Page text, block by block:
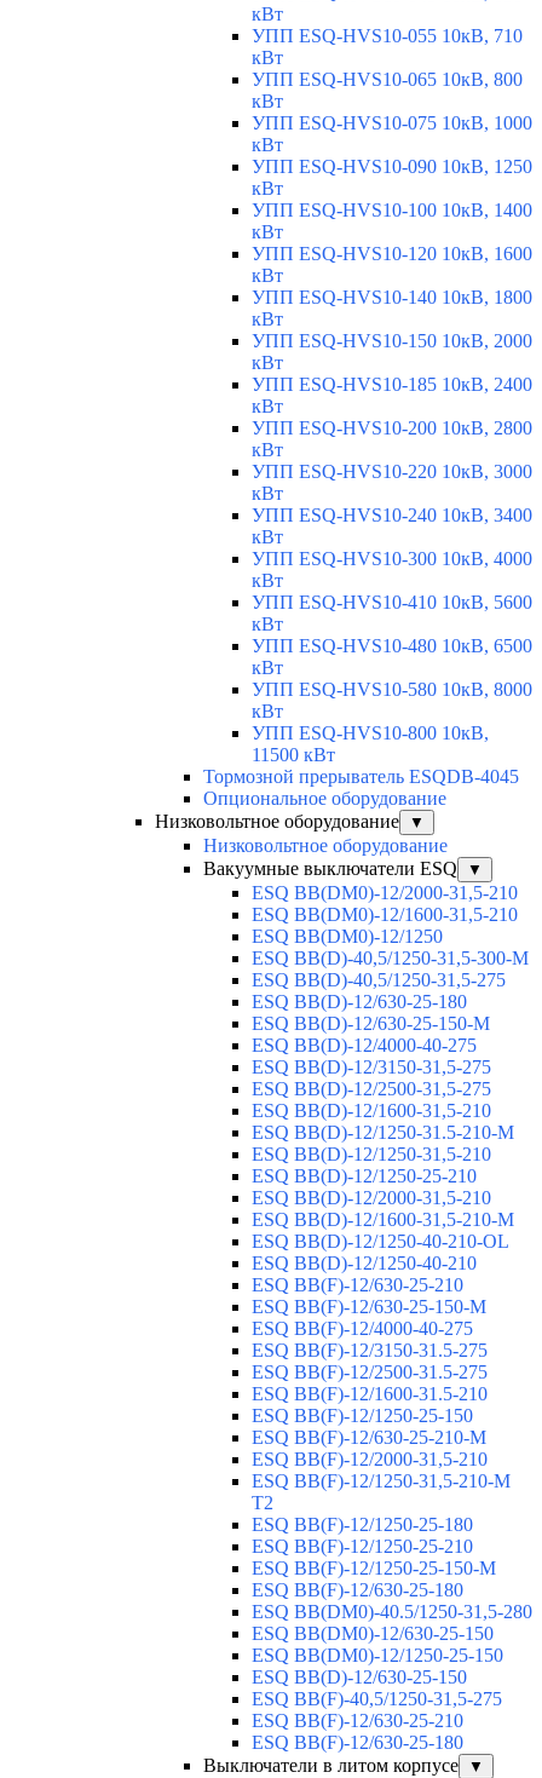
кВт
УПП ESQ-HVS10-055 10кВ, 710
кВт
УПП ESQ-HVS10-065 10кВ, 800
кВт
УПП ESQ-HVS10-075 10кВ, 1000
кВт
УПП ESQ-HVS10-090 10кВ, 1250
кВт
УПП ESQ-HVS10-100 10кВ, 1400
кВт
УПП ESQ-HVS10-120 10кВ, 1600
кВт
УПП ESQ-HVS10-140 10кВ, 1800
кВт
УПП ESQ-HVS10-150 10кВ, 2000
кВт
УПП ESQ-HVS10-185 10кВ, 2400
кВт
УПП ESQ-HVS10-200 10кВ, 2800
кВт
УПП ESQ-HVS10-220 10кВ, 3000
кВт
УПП ESQ-HVS10-240 10кВ, 3400
кВт
УПП ESQ-HVS10-300 10кВ, 4000
кВт
УПП ESQ-HVS10-410 10кВ, 5600
кВт
УПП ESQ-HVS10-480 10кВ, 6500
кВт
УПП ESQ-HVS10-580 10кВ, 8000
кВт
УПП ESQ-HVS10-800 10кВ,
11500 кВт
Тормозной прерыватель ESQDB-4045
Опциональное оборудование
Низковольтное оборудование
▼
Низковольтное оборудование
Вакуумные выключатели ESQ
▼
ESQ ВВ(DM0)-12/2000-31,5-210
ESQ ВВ(DM0)-12/1600-31,5-210
ESQ ВВ(DM0)-12/1250
ESQ ВВ(D)-40,5/1250-31,5-300-М
ESQ ВВ(D)-40,5/1250-31,5-275
ESQ ВВ(D)-12/630-25-180
ESQ ВВ(D)-12/630-25-150-М
ESQ ВВ(D)-12/4000-40-275
ESQ ВВ(D)-12/3150-31,5-275
ESQ ВВ(D)-12/2500-31,5-275
ESQ ВВ(D)-12/1600-31,5-210
ESQ ВВ(D)-12/1250-31.5-210-М
ESQ ВВ(D)-12/1250-31,5-210
ESQ ВВ(D)-12/1250-25-210
ESQ BB(D)-12/2000-31,5-210
ESQ BB(D)-12/1600-31,5-210-М
ESQ BB(D)-12/1250-40-210-OL
ESQ BB(D)-12/1250-40-210
ESQ ВВ(F)-12/630-25-210
ESQ ВВ(F)-12/630-25-150-М
ESQ ВВ(F)-12/4000-40-275
ESQ ВВ(F)-12/3150-31.5-275
ESQ ВВ(F)-12/2500-31.5-275
ESQ ВВ(F)-12/1600-31.5-210
ESQ ВВ(F)-12/1250-25-150
ESQ BB(F)-12/630-25-210-М
ESQ BB(F)-12/2000-31,5-210
ESQ BB(F)-12/1250-31,5-210-М
T2
ESQ BB(F)-12/1250-25-180
ESQ ВВ(F)-12/1250-25-210
ESQ ВВ(F)-12/1250-25-150-М
ESQ BB(F)-12/630-25-180
ESQ ВВ(DM0)-40.5/1250-31,5-280
ESQ ВВ(DM0)-12/630-25-150
ESQ ВВ(DM0)-12/1250-25-150
ESQ BB(D)-12/630-25-150
ESQ ВВ(F)-40,5/1250-31,5-275
ESQ ВВ(F)-12/630-25-210
ESQ ВВ(F)-12/630-25-180
Выключатели в литом корпусе
▼